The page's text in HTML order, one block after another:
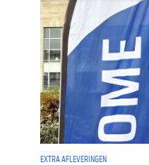
EXTRA AFLEVERINGEN